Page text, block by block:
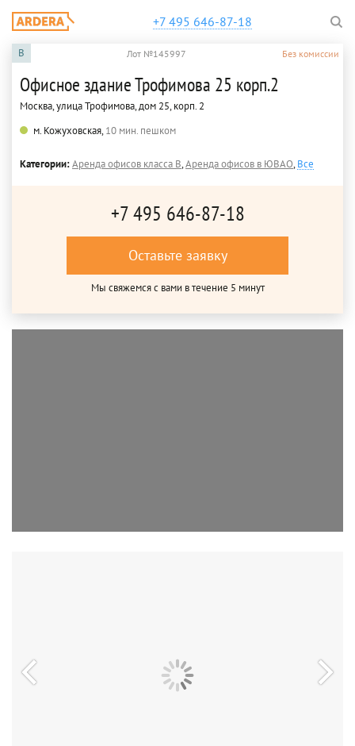
+7 495 646-87-18
B Лот №145997 Без комиссии
Офисное здание Трофимова 25 корп.2
Москва, улица Трофимова, дом 25, корп. 2
м. Кожуховская,10 мин. пешком
Категории:Аренда офисов класса B,Аренда офисов в ЮВАО,Все
+7 495 646-87-18
Оставьте заявку
Мы свяжемся с вами в течение 5 минут